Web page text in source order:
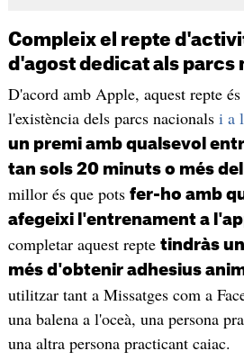
Compleix el repte
d'agost dedicat als parcs
D'acord amb Apple, aquest repte
l'existència dels parcs nacionals i a
un premi amb qualsevol
tan sols 20 minuts o més
millor és que pots fer-ho amb
afegeixi l'entrenament a
completar aquest repte tindràs
més d'obtenir adhesius
utilitzar tant a Missatges com a
una balena a l'oceà, una persona
una altra persona practicant caiac.